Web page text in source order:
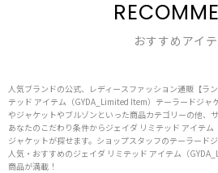
おすすめアイ
人気ブランドの公式、レディースファッション通販【ラ
テッド アイテム（GYDA_Limited Item）テーラードジャ
やジャケットやブルゾンといった商品カテゴリーの他、
あなたのこだわり条件からジェイダ リミテッド アイテ
ジャケットが探せます。ショップスタッフのテーラード
人気・おすすめのジェイダ リミテッド アイテム（
商品が満載！